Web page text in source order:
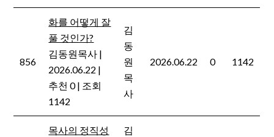
856
화를 어떻게 잘
풀 것인가?
김동원목사 |
2026.06.22 |
추천 0| 조회
1142
김
동
원
목
사
2026.06.22 0 1142
목사의 정직성
김